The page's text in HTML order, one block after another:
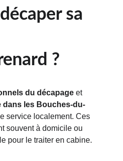
sa
?
du décapage et
dans les Bouches-du-
service localement. Ces
souvent à domicile ou
pour le traiter en cabine.